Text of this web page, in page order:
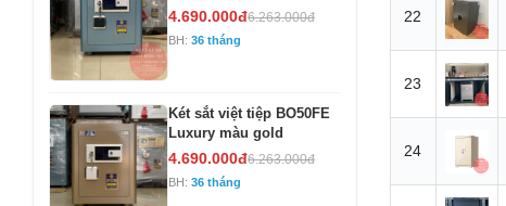
4.690.000đ6.263.000đ
BH: 36 tháng
Két sắt việt tiệp BO50FE
Luxury màu gold
4.690.000đ6.263.000đ
BH: 36 tháng
22
23
24